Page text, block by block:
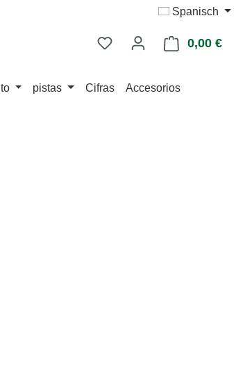
Spanisch
0,00 €La
pistas Cifras Accesorios